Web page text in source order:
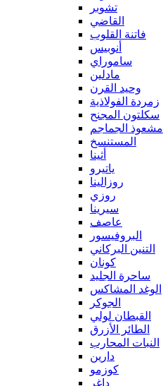
تشوبر
القاضي
فاتنة القلوب
أنوبيس
ساموراي
مادلين
وحيد القرن
زمردة الفولاذية
سكلتون المجنح
مشعوذ الجماجم
المستنسخ
أثينا
ياتيرو
روزالينا
روزي
سيرينا
عاصف
البروفيسور
التنين البركاني
كونان
ساحرة الجليد
الوغد المشاكس
الجوكر
القبطان لولي
الطائر الأزرق
النبات المحارب
دارين
كوزمو
داغر